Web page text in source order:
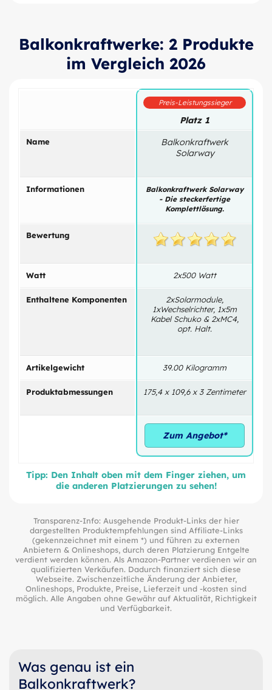
Balkonkraftwerke: 2 Produkte
im Vergleich 2026
Name
Informationen
Bewertung
Watt
Enthaltene Komponenten
Artikelgewicht
Produktabmessungen
Preis-Leistungssieger
Platz 1
Balkonkraftwerk
Solarway
Balkonkraftwerk Solarway
- Die steckerfertige
Komplettlösung.
2x500 Watt
2xSolarmodule,
1xWechselrichter, 1x5m
Kabel Schuko & 2xMC4,
opt. Halt.
39.00 Kilogramm
175,4 x 109,6 x 3 Zentimeter
Zum Angebot*
Tipp: Den Inhalt oben mit dem Finger ziehen, um
die anderen Platzierungen zu sehen!
Transparenz-Info: Ausgehende Produkt-Links der hier
dargestellten Produktempfehlungen sind Affiliate-Links
(gekennzeichnet mit einem *) und führen zu externen
Anbietern & Onlineshops, durch deren Platzierung Entgelte
verdient werden können. Als Amazon-Partner verdienen wir an
qualifizierten Verkäufen. Dadurch finanziert sich diese
Webseite. Zwischenzeitliche Änderung der Anbieter,
Onlineshops, Produkte, Preise, Lieferzeit und -kosten sind
möglich. Alle Angaben ohne Gewähr auf Aktualität, Richtigkeit
und Verfügbarkeit.
Was genau ist ein
Balkonkraftwerk?